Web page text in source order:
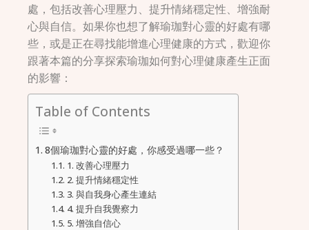
處，包括改善心理壓力、提升情緒穩定性、增強耐
心與自信。如果你也想了解瑜珈對心靈的好處有哪
些，或是正在尋找能增進心理健康的方式，歡迎你
跟著本篇的分享探索瑜珈如何對心理健康產生正面
的影響：
Table of Contents
8個瑜珈對心靈的好處，你感受過哪一些？
1. 改善心理壓力
2. 提升情緒穩定性
3. 與自我身心產生連結
4. 提升自我覺察力
5. 增強自信心